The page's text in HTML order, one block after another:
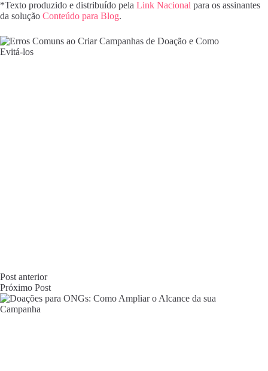
*Texto produzido e distribuído pela Link Nacional para os assinantes
da solução Conteúdo para Blog.
Post anterior
Próximo Post